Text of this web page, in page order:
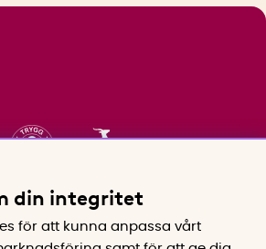
din integritet
för att kunna anpassa vårt